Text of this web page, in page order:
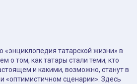
«энциклопедия татарской жизни» в
о том, как татары стали теми, кто
и какими, возможно, станут в
«оптимистичном сценарии». Здесь